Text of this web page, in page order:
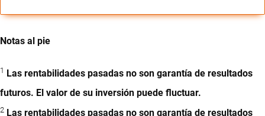
Notas al pie
1 Las rentabilidades pasadas no son garantía de resultados
futuros. El valor de su inversión puede fluctuar.
2 Las rentabilidades pasadas no son garantía de resultados